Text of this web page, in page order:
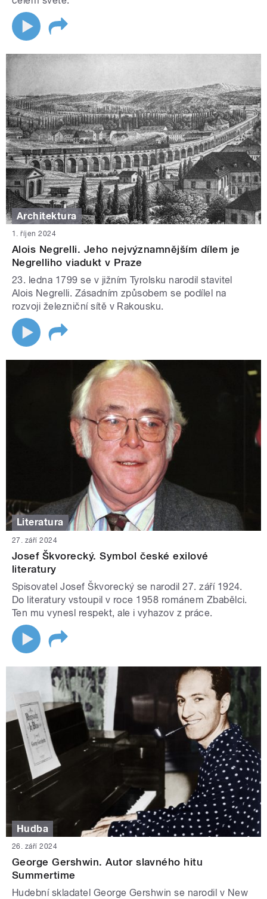
Architektura
1. říjen 2024
Alois Negrelli. Jeho nejvýznamnějším dílem je
Negrelliho viadukt v Praze
23. ledna 1799 se v jižním Tyrolsku narodil stavitel
Alois Negrelli. Zásadním způsobem se podílel na
rozvoji železniční sítě v Rakousku.
Literatura
27. září 2024
Josef Škvorecký. Symbol české exilové
literatury
Spisovatel Josef Škvorecký se narodil 27. září 1924.
Do literatury vstoupil v roce 1958 románem Zbabělci.
Ten mu vynesl respekt, ale i vyhazov z práce.
Hudba
26. září 2024
George Gershwin. Autor slavného hitu
Summertime
Hudební skladatel George Gershwin se narodil v New